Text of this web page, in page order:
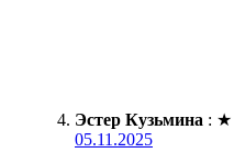
Эстер Кузьмина : ★
05.11.2025